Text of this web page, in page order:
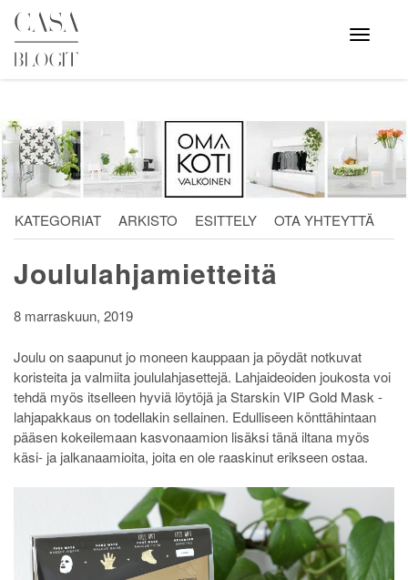
Skip
content
Avaa
valikko
KATEGORIAT ARKISTO ESITTELY OTA YHTEYTTÄ
Joululahjamietteitä
8 marraskuun, 2019
Joulu on saapunut jo moneen kauppaan ja pöydät notkuvat
koristeita ja valmiita joululahjasettejä. Lahjaideoiden joukosta voi
tehdä myös itselleen hyviä löytöjä ja Starskin VIP Gold Mask -
lahjapakkaus on todellakin sellainen. Edulliseen könttähintaan
pääsen kokeilemaan kasvonaamion lisäksi tänä iltana myös
käsi- ja jalkanaamioita, joita en ole raaskinut erikseen ostaa.